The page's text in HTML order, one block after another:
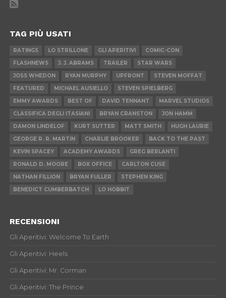
TAG PIÙ USATI
RATINGS LO STRILLONE GLI APERITIVI
COMIC-CON
FLASHNEWS
J. J. ABRAMS TRAILER
STAR WARS
JOSS WHEDON
RYAN MURPHY UPFRONT
STEVEN MOFFAT
FEATURED
MICHAEL AUSIELLO
STEVEN SPIELBERG
EMMY AWARDS
BEST OF DAVID TENNANT
MARVEL STUDIOS
CLASSIFICA DEGLI ITASIANI
BRYAN CRANSTON
JON HAMM
DAMON LINDELOF
KURT SUTTER MATT SMITH
HUGH LAURIE
GEORGE R. R. MARTIN
CHARLIE BROOKER
BACK TO THE PAST
KEVIN SPACEY
ACADEMY AWARDS
GREG BERLANTI
RONALD D. MOORE
BOX OFFICE
CARLTON CUSE
NATHAN FILLION
BRYAN FULLER
STEPHEN KING
BENEDICT CUMBERBATCH
LO HOBBIT
RECENSIONI
Gli Aperitivi: Welcome To Earth
Gli Aperitivi: Heels
Gli Aperitivi: Mr. Corman
Gli Aperitivi: The Prince